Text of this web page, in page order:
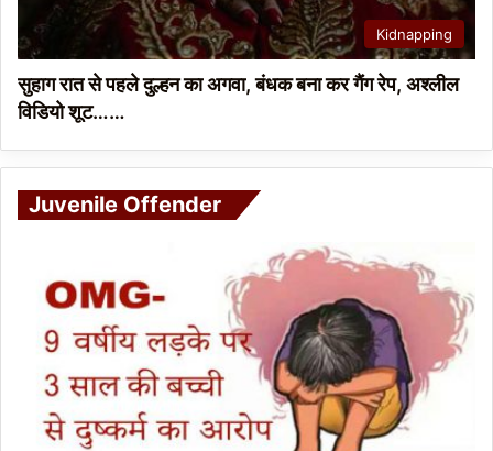
Kidnapping
सुहाग रात से पहले दुल्हन का अगवा, बंधक बना कर गैंग रेप, अश्लील
विडियो शूट……
Juvenile Offender